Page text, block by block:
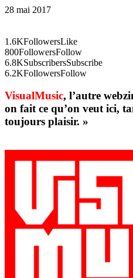
28 mai 2017
1.6KFollowersLike
800FollowersFollow
6.8KSubscribersSubscribe
6.2KFollowersFollow
VisualMusic, l’autre
on fait ce qu’on veut ici,
toujours plaisir. »